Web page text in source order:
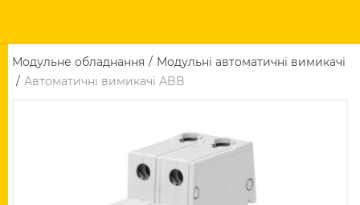
Модульне обладнання
Модульні автоматичні вимикачі
Автоматичні вимикачі ABB